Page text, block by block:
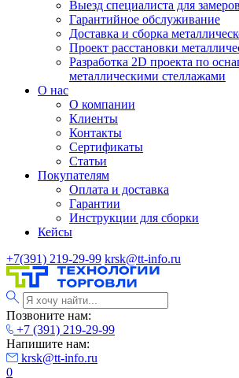
Выезд специалиста для
Гарантийное обслуживание
Доставка и сборка
Проект расстановки
Разработка 2D проекта по
металлическими стеллажами
О нас
О компании
Клиенты
Контакты
Сертификаты
Статьи
Покупателям
Оплата и доставка
Гарантии
Инструкции для сборки
Кейсы
+7(391) 219-29-99 krsk@tt-info.ru
Позвоните нам:
+7 (391) 219-29-99
Напишите нам:
krsk@tt-info.ru
0